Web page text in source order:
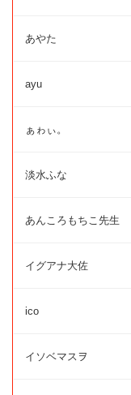
あやた
ayu
ぁゎぃ。
淡水ふな
あんころもちこ先生
イグアナ大佐
ico
イソベマスヲ